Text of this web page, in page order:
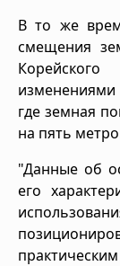
В то же
смещения
где земная
на пять
"Данные об
его